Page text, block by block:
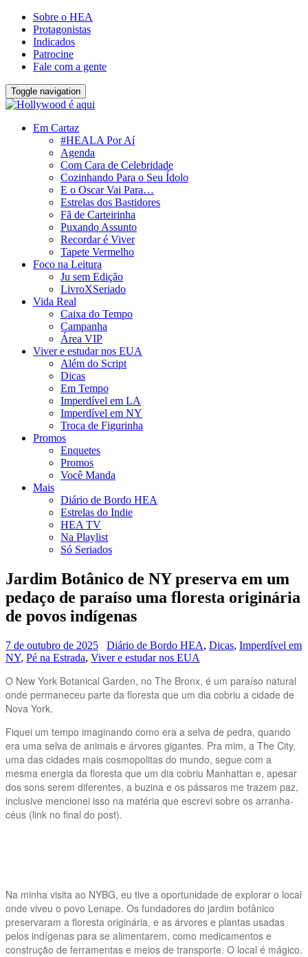
Sobre o HEA
Protagonistas
Indicados
Patrocine
Fale com a gente
Toggle navigation
Em Cartaz
#HEALA Por Aí
Agenda
Com Cara de Celebridade
Cozinhando Para o Seu Ídolo
E o Oscar Vai Para…
Estrelas dos Bastidores
Fã de Carteirinha
Puxando Assunto
Recordar é Viver
Tapete Vermelho
Foco na Leitura
Ju sem Edição
LivroXSeriado
Vida Real
Caixa do Tempo
Campanha
Área VIP
Viver e estudar nos EUA
Além do Script
Dicas
Em Tempo
Imperdível em LA
Imperdível em NY
Troca de Figurinha
Promos
Enquetes
Promos
Você Manda
Mais
Diário de Bordo HEA
Estrelas do Indie
HEA TV
Na Playlist
Só Seriados
Jardim Botânico de NY preserva em um
pedaço de paraíso uma floresta originária
de povos indígenas
7 de outubro de 2025 Diário de Bordo HEA, Dicas, Imperdível em
NY, Pé na Estrada, Viver e estudar nos EUA
O New York Botanical Garden, no The Bronx, é um paraíso natural
onde permaneceu parte da floresta que um dia cobriu a cidade de
Nova York.
Fiquei um tempo imaginando como era a selva de pedra, quando
era uma selva de animais e árvores gigantes. Pra mim, a The City,
uma das cidades mais cosmopolitas do mundo, segue com a
mesma energia da floresta que um dia cobriu Manhattan e, apesar
dos sons serem diferentes, a buzina e os pássaros me trazem paz,
inclusive mencionei isso na matéria que escrevi sobre os arranha-
céus (link no final do post).
Na minha visita ao NYBG, eu tive a oportunidade de explorar o local
onde viveu o povo Lenape. Os fundadores do jardim botânico
preservaram a floresta originária, e as árvores e plantas usadas
pelos indígenas para se alimentarem, como medicamentos e
construção de ferramentas e meios de transporte. O local é mágico.